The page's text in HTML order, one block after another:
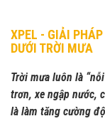
XPEL - GIẢI
DƯỚI TRỜI MƯA
Trời mưa luôn là
trơn, xe ngập nước,
là làm tăng cường